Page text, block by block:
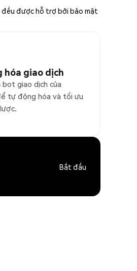
đều được hỗ trợ bởi bảo mật
hóa giao dịch
bot giao dịch của
tự động hóa và tối ưu
Bắt đầu